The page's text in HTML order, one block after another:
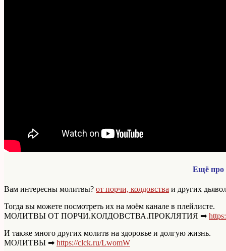
Ещё
Вам интересны молитвы? от порчи, колдовства и других
Тогда вы можете посмотреть их на моём канале в плейлисте.
МОЛИТВЫ ОТ ПОРЧИ.КОЛДОВСТВА.ПРОКЛЯТИЯ ➡
И также много других молитв на здоровье и долгую жизнь.
МОЛИТВЫ ➡ https://clck.ru/LwomW